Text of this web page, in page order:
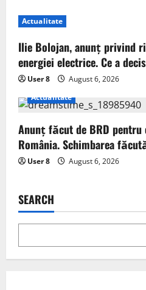
Actualitate
Ilie Bolojan, anunț privind
energiei electrice. Ce a
User 8
August 6, 2026
Actualitate
Anunț făcut de BRD
România. Schimbarea
User 8 August 6, 2026
SEARCH